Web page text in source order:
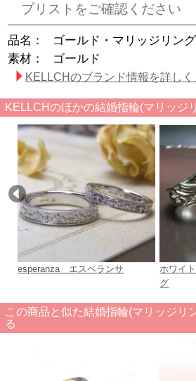
プリストをご確認ください
品名：
ゴールド・マリッジリング
素材：
ゴールド
KELLCHのブランド情報を詳しく
KELLCHのほかの結婚指輪(マリッジ
esperanza エスペランサ
ホワイ
グ
この商品と似た結婚指輪(マリッジリ
る